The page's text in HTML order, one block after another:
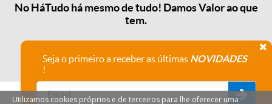
No HáTudo há mesmo de tudo! Damos Valor ao que
tem.
Seja o primeiro a receber as últimas NOVIDADES
!
Utilizamos cookies próprios e de terceiros para lhe oferecer uma